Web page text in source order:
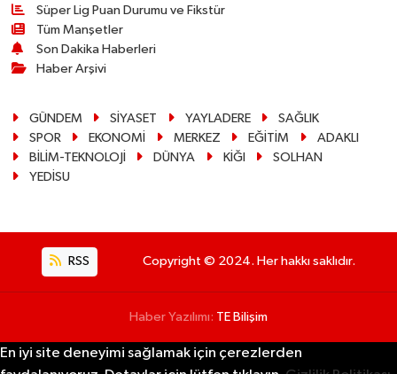
Süper Lig Puan Durumu ve Fikstür
Tüm Manşetler
Son Dakika Haberleri
Haber Arşivi
GÜNDEM SİYASET YAYLADERE
SAĞLIK
SPOR
EKONOMİ MERKEZ EĞİTİM
ADAKLI
BİLİM-TEKNOLOJİ
DÜNYA KİĞI
SOLHAN
YEDİSU
RSS Copyright © 2024. Her hakkı saklıdır.
Haber Yazılımı: TE Bilişim
En iyi site deneyimi sağlamak için çerezlerden